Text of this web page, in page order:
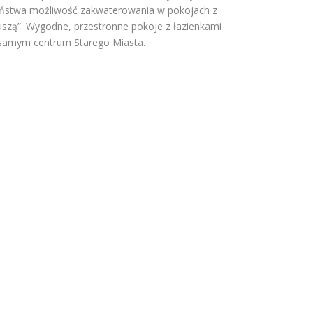
możliwość zakwaterowania w pokojach z
Wygodne, przestronne pokoje z łazienkami
centrum Starego Miasta.